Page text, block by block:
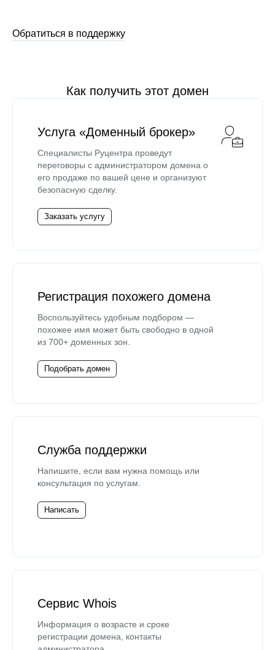
Обратиться в поддержку
Как получить этот домен
Услуга «Доменный брокер»
Специалисты Руцентра проведут
переговоры с администратором домена о
его продаже по вашей цене и организуют
безопасную сделку.
Заказать услугу
Регистрация похожего домена
Воспользуйтесь удобным подбором —
похожее имя может быть свободно в одной
из 700+ доменных зон.
Подобрать домен
Служба поддержки
Напишите, если вам нужна помощь или
консультация по услугам.
Написать
Сервис Whois
Информация о возрасте и сроке
регистрации домена, контакты